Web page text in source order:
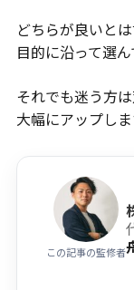
どちらが良いと
目的に沿って選ん
それでも迷う方
大幅にアップしま
この記事の監修者